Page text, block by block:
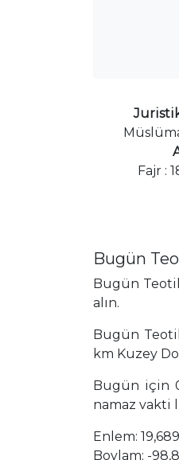
Fajr :
Bugün
Bugün
alın.
Bugün
km Kuzey
Bugün için
namaz vakti
Enlem:
Boylam: -